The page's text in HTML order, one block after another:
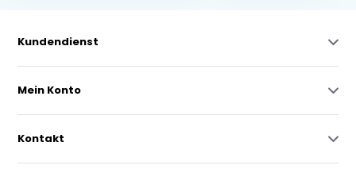
Kundendienst
Mein Konto
Kontakt